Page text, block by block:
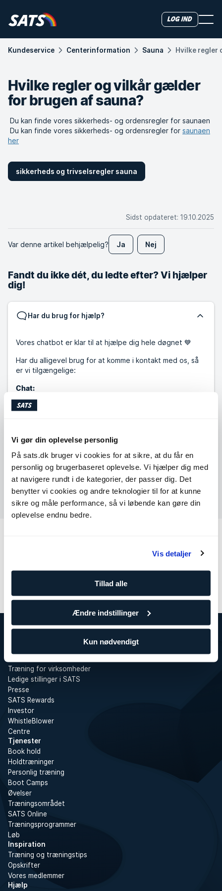
Vi gør din oplevelse personlig
På sats.dk bruger vi cookies for at sikre, at du får en
personlig og brugerbaseret oplevelse. Vi hjælper dig med
at navigere rundt i de kategorier, der passer dig. Det
benytter vi cookies og andre teknologier til for at kunne
sikre og måle performance, så vi løbende kan gøre din
oplevelse endnu bedre.
Vis detaljer
Tillad alle
Ændre indstillinger
Kun nødvendigt
Log ind
Kundeservice Centerinformation Sauna Hvilke regler
Hvilke regler og vilkår gælder
for brugen af sauna?
Du kan finde vores sikkerheds- og ordensregler for saunaen
Du kan finde vores sikkerheds- og ordensregler for saunaen
her
sikkerheds og trivselsregler sauna
Sidst opdateret: 19.10.2025
Var denne artikel behjælpelig? Ja Nej
Fandt du ikke dét, du ledte efter? Vi hjælper
dig!
Har du brug for hjælp?
Vores chatbot er klar til at hjælpe dig hele døgnet 💙
Har du alligevel brug for at komme i kontakt med os, så
er vi tilgængelige:
Chat:
Mandag - Fredag:
Tal med os
Send os en besked
Min side Medlemskab Betaling Træning
Træning for virksomheder
Ledige stillinger i SATS
Presse
SATS Rewards
Investor
WhistleBlower
Centre
Tjenester
Book hold
Holdtræninger
Personlig træning
Boot Camps
Øvelser
Træningsområdet
SATS Online
Træningsprogrammer
Løb
Inspiration
Træning og træningstips
Opskrifter
Vores medlemmer
Hjælp